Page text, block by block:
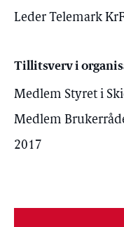
Leder Telemark
Tillitsverv i
Medlem Styret i
Medlem
2017